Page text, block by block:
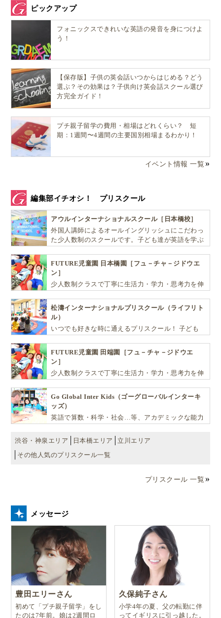
ピックアップ
フォニックスできれいな英語の発音を身につけよ
う！
【保存版】子供の英会話いつからはじめる？どう
選ぶ？その効果は？子供向け英会話スクール選び
方完全ガイド！
プチ親子留学の費用・相場はどれくらい？ 短
期：1週間〜4週間の主要国別相場まるわかり！
イベント情報 一覧
編集部イチオシ！ プリスクール
アウルインターナショナルスクール［日本橋校］
外国人講師によるオールイングリッシュにこだわっ
た少人数制のスクールです。子ども達が英語を学ぶ
FUTURE児童園 日本橋園［フュ－チャ－ジドウエ
ン］
少人数制クラスで丁寧に生活力・学力・思考力を伸
松濤インターナショナルプリスクール（ライフリト
ル）
いつでも好きな時に通えるプリスクール！ 子ども
自ら進んで学ぶこと、考える力を育みます
FUTURE児童園 田端園［フュ－チャ－ジドウエ
ン］
少人数制クラスで丁寧に生活力・学力・思考力を伸
Go Global Inter Kids（ゴーグローバルインターキ
ッズ）
英語で算数・科学・社会…等、アカデミックな能力
を育む少人数制のプリスクールです。
渋谷・神泉エリア 日本橋エリア
立川エリア
その他人気のプリスクール一覧
プリスクール 一覧
メッセージ
豊田エリーさん
初めて「プチ親子留学」をし
たのは7年前。娘は2週間ロ
久保純子さん
小学4年の夏、父の転勤に伴
ってイギリスに引っ越した。